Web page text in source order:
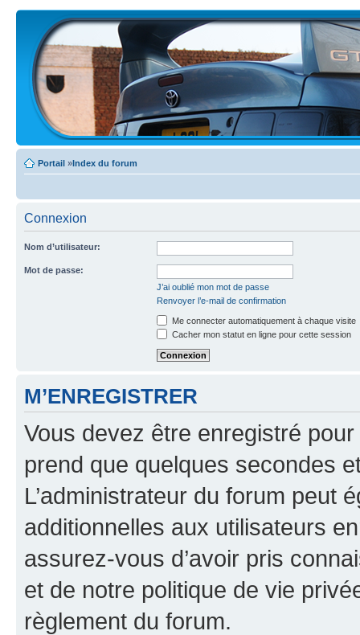
Portail »Index du forum
Connexion
Nom d’utilisateur:
Mot de passe:
J’ai oublié mon mot de passe
Renvoyer l’e-mail de confirmation
Me connecter automatiquement à chaque visite
Cacher mon statut en ligne pour cette session
M’ENREGISTRER
Vous devez être enregistré
prend que quelques secondes
L’administrateur du forum peut
additionnelles aux utilisateurs
assurez-vous d’avoir pris
et de notre politique de vie
règlement du forum.